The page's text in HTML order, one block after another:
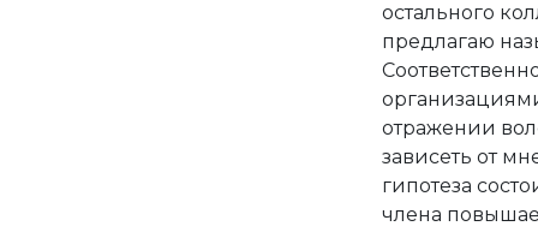
остального
предлагаю
отражении
зависеть от
гипотеза
члена